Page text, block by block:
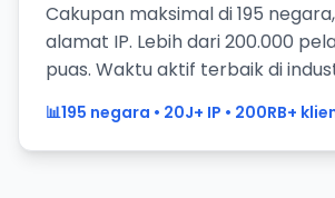
Cakupan maksimal di 195
alamat IP. Lebih dari 200.000
puas. Waktu aktif terbaik di
📊195 negara • 20J+ IP • 200RB+